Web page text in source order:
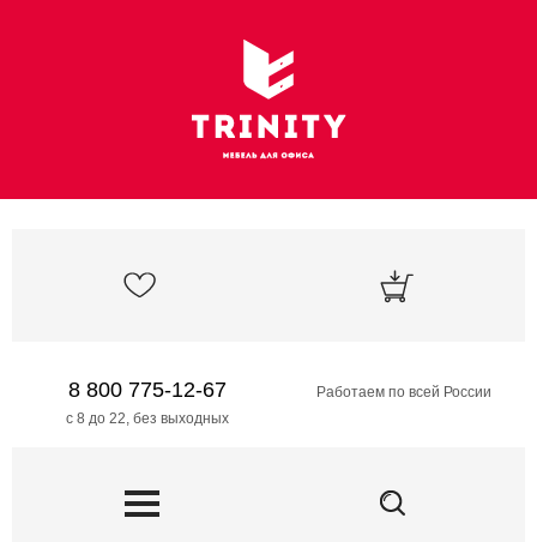
8 800 775-12-67
с 8 до 22, без выходных
Работаем по всей России